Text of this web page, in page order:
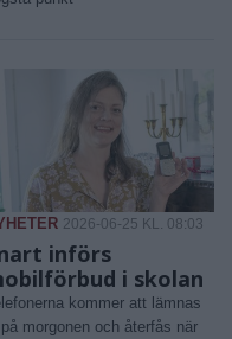
2026-06-25 KL. 08:03
införs
i skolan
kommer att lämnas
morgonen och återfås när